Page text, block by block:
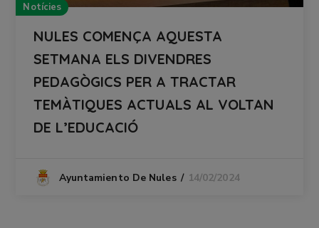
Notícies
NULES COMENÇA AQUESTA
SETMANA ELS DIVENDRES
PEDAGÒGICS PER A TRACTAR
TEMÀTIQUES ACTUALS AL VOLTAN
DE L’EDUCACIÓ
Ayuntamiento De Nules 14/02/2024